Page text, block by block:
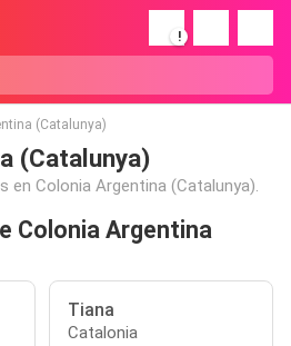
!
(Catalunya)
(Catalunya)
en Colonia Argentina (Catalunya).
Colonia Argentina
Tiana
Catalonia